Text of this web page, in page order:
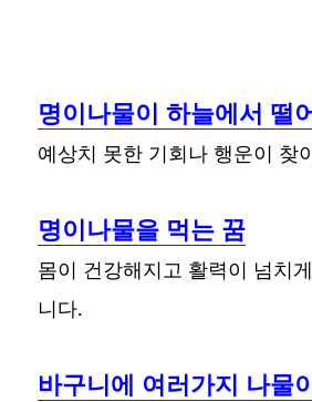
명이나물이 하늘에서 떨
예상치 못한 기회나 행운이 찾
명이나물을 먹는 꿈
몸이 건강해지고 활력이 넘치
니다.
바구니에 여러가지 나물